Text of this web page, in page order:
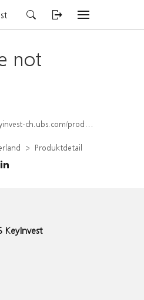
not
produkt/detail/index/isin/CH1570360425
Produktdetail
KeyInvest